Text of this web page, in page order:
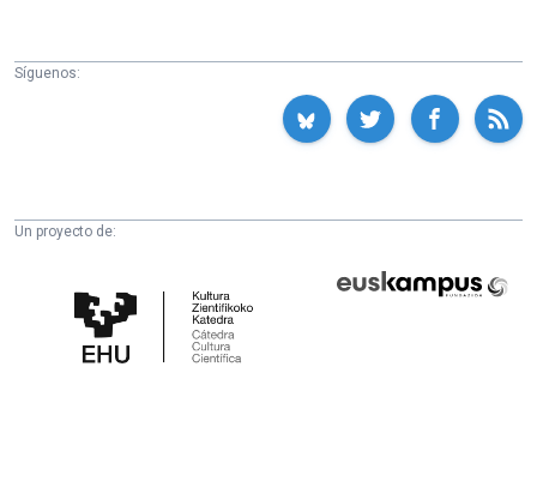
Síguenos:
Un proyecto de:
Cultura
Científica
Fundazioa